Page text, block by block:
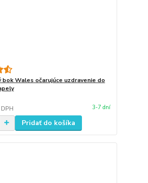
bok Wales očarujúce uzdravenie do
3-7 dní
Pridať do košíka